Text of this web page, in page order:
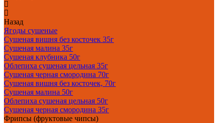
Назад
Ягоды сушеные
Сушеная вишня без косточек 35г
Сушеная малина 35г
Сушеная клубника 50г
Облепиха сушеная цельная 35г
Сушеная черная смородина 70г
Сушеная вишня без косточек, 70г
Сушеная малина 50г
Облепиха сушеная цельная 50г
Сушеная черная смородина 35г
Фрипсы (фруктовые чипсы)